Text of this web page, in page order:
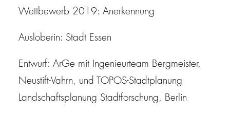
Wettbewerb 2019: Anerkennung
Ausloberin: Stadt Essen
Entwurf: ArGe mit Ingenieurteam Bergmeister,
Neustift-Vahrn, und TOPOS-Stadtplanung
Landschaftsplanung Stadtforschung, Berlin